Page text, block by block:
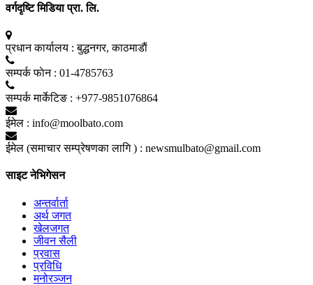
वर्गदृष्टि मिडिया प्रा. लि.
प्रधान कार्यालय : बुद्धनगर, काठमाडाैं
सम्पर्क फाेन : 01-4785763
सम्पर्क मार्केटिङ : +977-9851076864
ईमेल : info@moolbato.com
ईमेल (समाचार सम्प्रेषणका लागि ) : newsmulbato@gmail.com
साइट नेभिगेसन
अन्तर्वार्ता
अर्थ जगत
खेलजगत
जीवन सैली
प्रवास
प्रविधि
मनोरञ्जन